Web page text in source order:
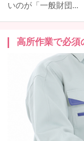
いのが「一般財団...
高所作業で必須